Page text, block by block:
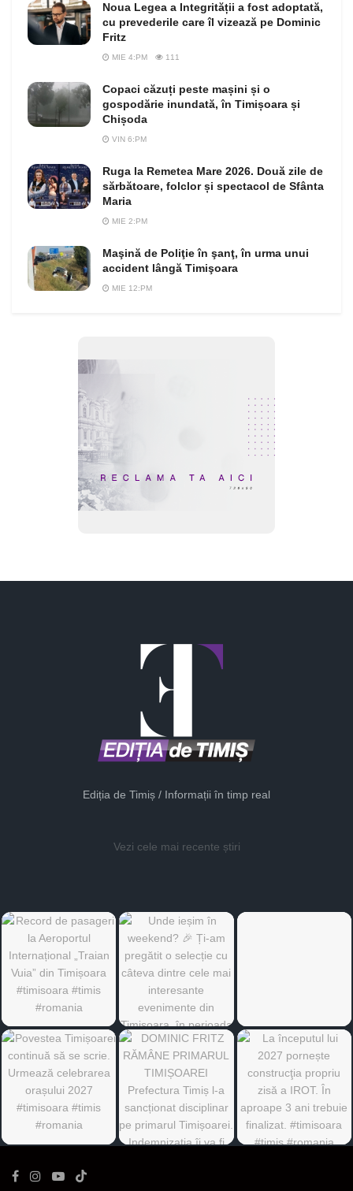
Noua Legea a Integrității a fost adoptată,
cu prevederile care îl vizează pe Dominic
Fritz
MIE 4:PM 111
Copaci căzuți peste mașini și o
gospodărie inundată, în Timișoara și
Chișoda
VIN 6:PM
Ruga la Remetea Mare 2026. Două zile de
sărbătoare, folclor și spectacol de Sfânta
Maria
MIE 2:PM
Maşină de Poliţie în şanţ, în urma unui
accident lângă Timişoara
MIE 12:PM
Ediția de Timiș / Informații în timp real
Vezi cele mai recente știri